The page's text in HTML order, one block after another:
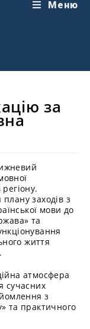
Меню
за
заходів з
мови до
та
життя
атмосфера
сучасних
з
та практичного